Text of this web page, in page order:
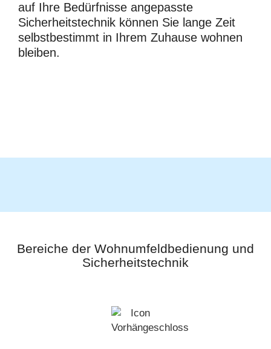
auf Ihre Bedürfnisse angepasste
Sicherheitstechnik können Sie lange Zeit
selbstbestimmt in Ihrem Zuhause wohnen
bleiben.
Bereiche der Wohnumfeldbedienung und
Sicherheitstechnik